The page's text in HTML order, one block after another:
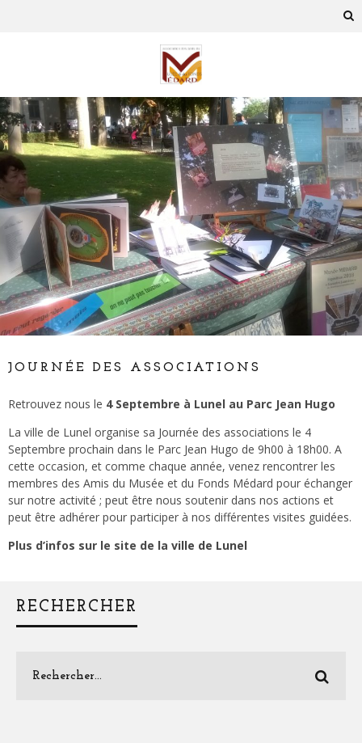
JOURNÉE DES ASSOCIATIONS
Retrouvez nous le 4 Septembre à Lunel au Parc Jean Hugo
La ville de Lunel organise sa Journée des associations le 4
Septembre prochain dans le Parc Jean Hugo de 9h00 à 18h00. A
cette occasion, et comme chaque année, venez rencontrer les
membres des Amis du Musée et du Fonds Médard pour échanger
sur notre activité ; peut être nous soutenir dans nos actions et
peut être adhérer pour participer à nos différentes visites guidées.
Plus d’infos sur le site de la ville de Lunel
RECHERCHER